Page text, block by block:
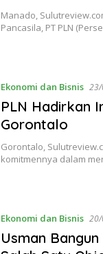
Manado,
Pancasila, PT PLN
Ekonomi dan Bisnis
PLN Hadirkan
Gorontalo
Gorontalo,
komitmennya dalam
Ekonomi dan Bisnis
Usman